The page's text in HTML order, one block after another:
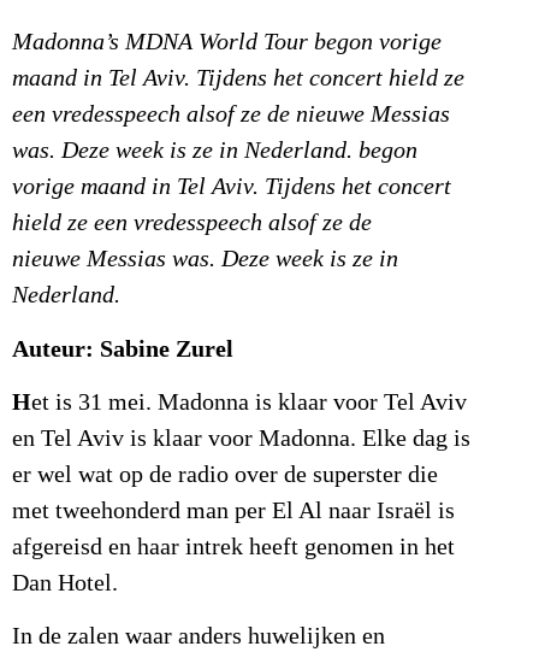
Madonna’s MDNA World Tour begon vorige
maand in Tel Aviv. Tijdens het concert hield ze
een vredesspeech alsof ze de nieuwe Messias
was. Deze week is ze in Nederland. begon
vorige maand in Tel Aviv. Tijdens het concert
hield ze een vredesspeech alsof ze de
nieuwe Messias was. Deze week is ze in
Nederland.
Auteur: Sabine Zurel
Het is 31 mei. Madonna is klaar voor Tel Aviv
en Tel Aviv is klaar voor Madonna. Elke dag is
er wel wat op de radio over de superster die
met tweehonderd man per El Al naar Israël is
afgereisd en haar intrek heeft genomen in het
Dan Hotel.
In de zalen waar anders huwelijken en